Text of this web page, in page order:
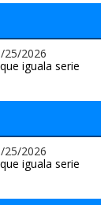
25/2026
iguala serie
25/2026
iguala serie